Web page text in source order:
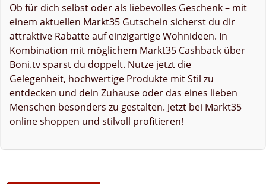
Ob für dich selbst oder als liebevolles Geschenk – mit
einem aktuellen Markt35 Gutschein sicherst du dir
attraktive Rabatte auf einzigartige Wohnideen. In
Kombination mit möglichem Markt35 Cashback über
Boni.tv sparst du doppelt. Nutze jetzt die
Gelegenheit, hochwertige Produkte mit Stil zu
entdecken und dein Zuhause oder das eines lieben
Menschen besonders zu gestalten. Jetzt bei Markt35
online shoppen und stilvoll profitieren!